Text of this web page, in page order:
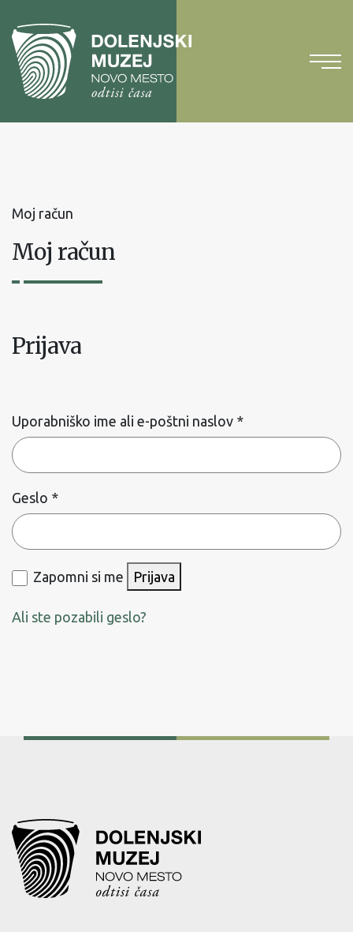
vsebinoNa
glavni
meni
Moj račun
Moj račun
Prijava
Uporabniško ime ali e-poštni naslov *Zahtevano
Geslo *Zahtevano
Zapomni si me Prijava
Ali ste pozabili geslo?